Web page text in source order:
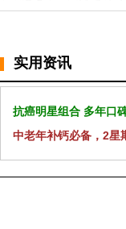
实用资讯
抗癌明星组合 多年口
中老年补钙必备，2星